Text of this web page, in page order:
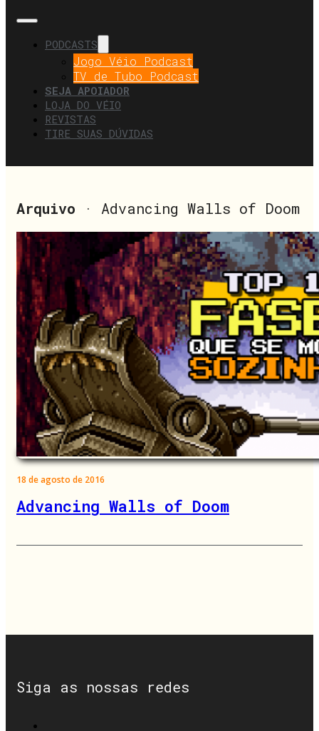
PODCASTS
Jogo Véio Podcast
TV de Tubo Podcast
SEJA APOIADOR
LOJA DO VÉIO
REVISTAS
TIRE SUAS DÚVIDAS
Arquivo · Advancing Walls of Doom
18 de agosto de 2016
Advancing Walls of Doom
Siga as nossas redes